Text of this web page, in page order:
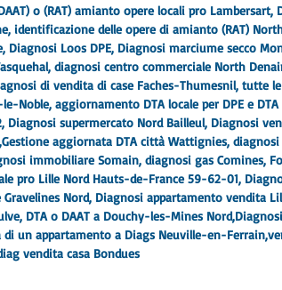
o (RAT) amianto opere locali pro Lambersart,
, identificazione delle opere di amianto (RAT)
, Diagnosi Loos DPE, Diagnosi marciume secco
diagnosi centro commerciale North
di vendita di case Faches-Thumesnil, tutte
aggiornamento DTA locale per DPE e DTA
, Diagnosi supermercato Nord Bailleul, Diagnosi
Gestione aggiornata DTA città Wattignies,
immobiliare Somain, diagnosi gas Comines,
pro Lille Nord Hauts-de-France 59-62-01,
Nord, Diagnosi appartamento vendita
DTA o DAAT a Douchy-les-Mines Nord,
un appartamento a Diags Neuville-en-Ferrain,
vendita casa Bondues